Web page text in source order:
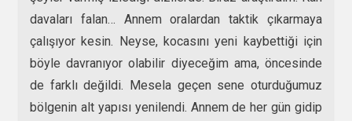
davaları falan… Annem oralardan taktik çıkarmaya
çalışıyor kesin. Neyse, kocasını yeni kaybettiği için
böyle davranıyor olabilir diyeceğim ama, öncesinde
de farklı değildi. Mesela geçen sene oturduğumuz
bölgenin alt yapısı yenilendi. Annem de her gün gidip